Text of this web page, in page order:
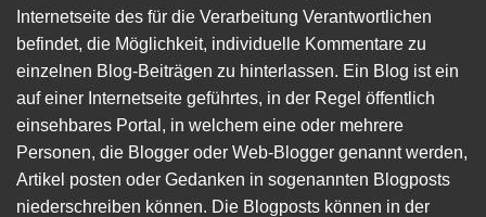
Internetseite des für die Verarbeitung Verantwortlichen
befindet, die Möglichkeit, individuelle Kommentare zu
einzelnen Blog-Beiträgen zu hinterlassen. Ein Blog ist ein
auf einer Internetseite geführtes, in der Regel öffentlich
einsehbares Portal, in welchem eine oder mehrere
Personen, die Blogger oder Web-Blogger genannt werden,
Artikel posten oder Gedanken in sogenannten Blogposts
niederschreiben können. Die Blogposts können in der